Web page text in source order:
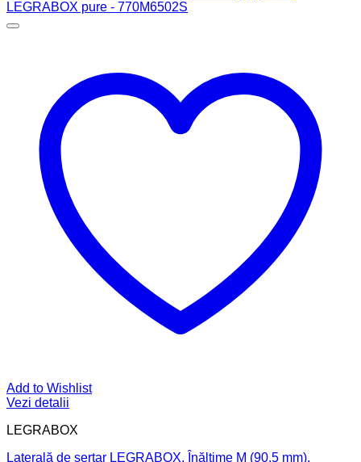
Add to Wishlist
Vezi detalii
LEGRABOX
Laterală de sertar LEGRABOX, Înălţime M (90.5 mm),